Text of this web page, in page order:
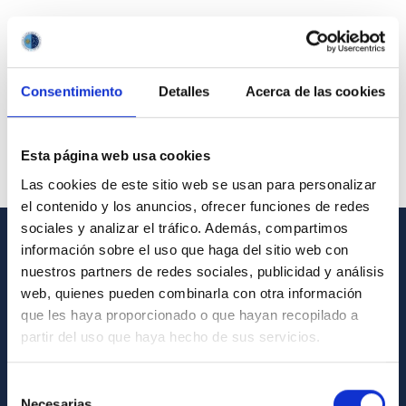
Consentimiento Detalles Acerca de las cookies
Esta página web usa cookies
Las cookies de este sitio web se usan para personalizar
el contenido y los anuncios, ofrecer funciones de redes
sociales y analizar el tráfico. Además, compartimos
información sobre el uso que haga del sitio web con
nuestros partners de redes sociales, publicidad y análisis
web, quienes pueden combinarla con otra información
que les haya proporcionado o que hayan recopilado a
partir del uso que haya hecho de sus servicios.
Contact
How to get to the IAC
List of personnel